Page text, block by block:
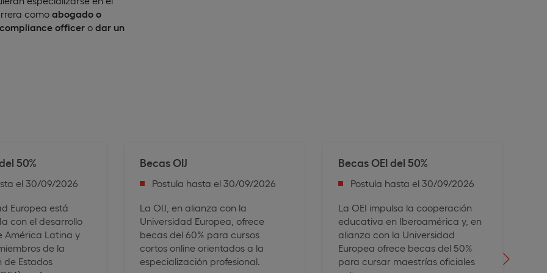
como abogado o
officer o dar un
50%
el 30/09/2026
Europea está
con el desarrollo
América Latina y
de la
de Estados
Becas OIJ
Postula hasta el 30/09/2026
La OIJ, en alianza con la
Universidad Europea, ofrece
becas del 60% para cursos
cortos online orientados a la
especialización profesional.
Becas OEI del 50%
Postula hasta el 30/09/2026
La OEI impulsa la cooperación
educativa en Iberoamérica y, en
alianza con la Universidad
Europea ofrece becas del 50%
para cursar maestrías oficiales